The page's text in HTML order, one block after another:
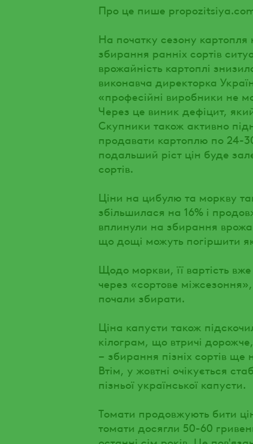
Про це пише
На початку сезону
збирання ранніх сортів
врожайність картоплі
виконавча директорка
«професійні виробники не
Через це виник дефіцит,
Скупники також активно
продавати картоплю по 24-
подальший ріст цін буде
сортів.
Ціни на цибулю та моркву
збільшилася на 16% і
вплинули на збирання
що дощі можуть погіршити
Щодо моркви, її вартість
через «сортове
почали збирати.
Ціна капусти також
кілограм, що втричі
– збирання пізніх сортів
Втім, у жовтні очікується
пізньої української капусти.
Томати продовжують бити
томати досягли 50-60